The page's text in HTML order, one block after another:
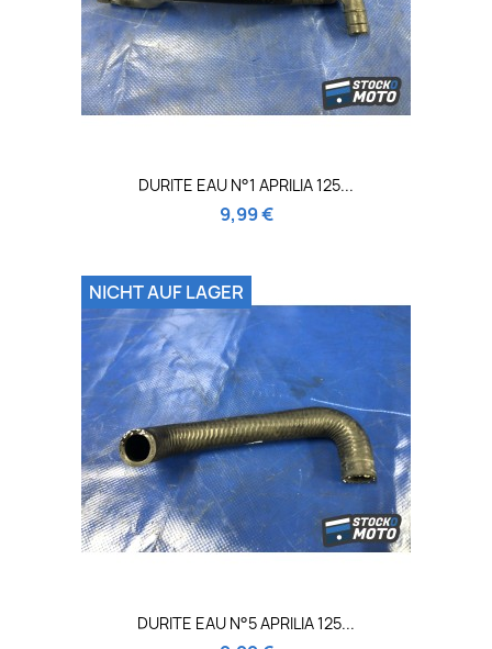
DURITE EAU N°1 APRILIA 125...
9,99 €
DURITE EAU N°5 APRILIA 125...
NICHT AUF LAGER